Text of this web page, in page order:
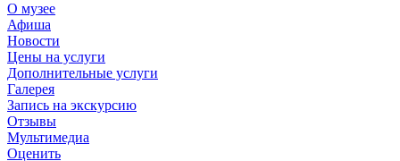
О музее
Афиша
Новости
Цены на услуги
Дополнительные услуги
Галерея
Запись на экскурсию
Отзывы
Мультимедиа
Оценить